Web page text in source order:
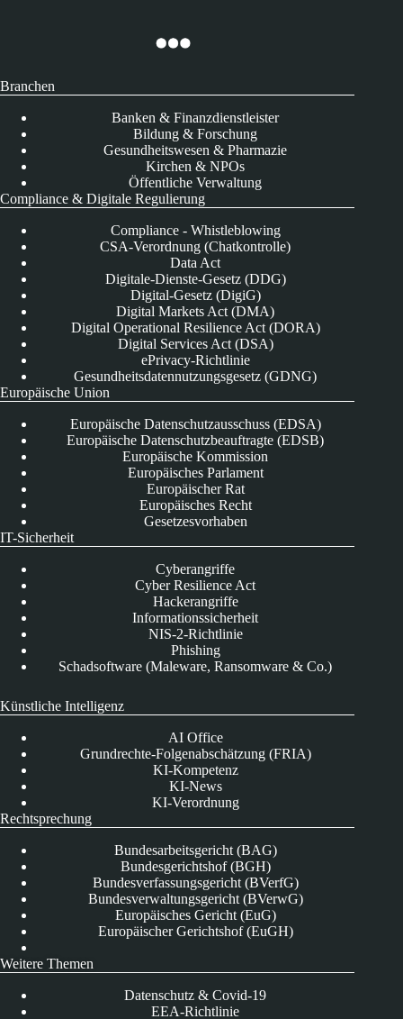
Branchen
Banken & Finanzdienstleister
Bildung & Forschung
Gesundheitswesen & Pharmazie
Kirchen & NPOs
Öffentliche Verwaltung
Compliance & Digitale Regulierung
Compliance - Whistleblowing
CSA-Verordnung (Chatkontrolle)
Data Act
Digitale-Dienste-Gesetz (DDG)
Digital-Gesetz (DigiG)
Digital Markets Act (DMA)
Digital Operational Resilience Act (DORA)
Digital Services Act (DSA)
ePrivacy-Richtlinie
Gesundheitsdatennutzungsgesetz (GDNG)
Europäische Union
Europäische Datenschutzausschuss (EDSA)
Europäische Datenschutzbeauftragte (EDSB)
Europäische Kommission
Europäisches Parlament
Europäischer Rat
Europäisches Recht
Gesetzesvorhaben
IT-Sicherheit
Cyberangriffe
Cyber Resilience Act
Hackerangriffe
Informationssicherheit
NIS-2-Richtlinie
Phishing
Schadsoftware (Maleware, Ransomware & Co.)
Künstliche Intelligenz
AI Office
Grundrechte-Folgenabschätzung (FRIA)
KI-Kompetenz
KI-News
KI-Verordnung
Rechtsprechung
Bundesarbeitsgericht (BAG)
Bundesgerichtshof (BGH)
Bundesverfassungsgericht (BVerfG)
Bundesverwaltungsgericht (BVerwG)
Europäisches Gericht (EuG)
Europäischer Gerichtshof (EuGH)
Weitere Themen
Datenschutz & Covid-19
EEA-Richtlinie